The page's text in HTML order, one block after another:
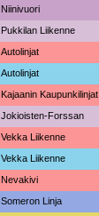
Niinivuori
Pukkilan Liikenne
Autolinjat
Autolinjat
Kajaanin Kaupunkilinjat
Jokioisten-Forssan
Vekka Liikenne
Vekka Liikenne
Nevakivi
Someron Linja